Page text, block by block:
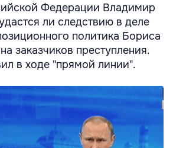
Федерации Владимир
ли следствию в деле
политика Бориса
заказчиков преступления.
в ходе "прямой линии".